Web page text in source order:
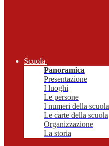
Scuola
Panoramica
Presentazione
I luoghi
Le persone
I numeri della scuola
Le carte della scuola
Organizzazione
La storia